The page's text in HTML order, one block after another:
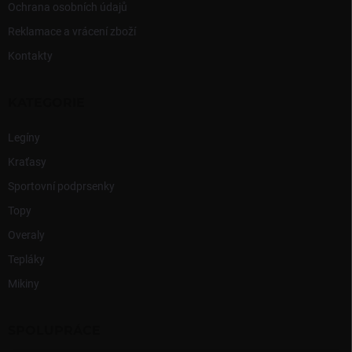
Ochrana osobních údajů
Reklamace a vrácení zboží
Kontakty
Legíny
Kraťasy
Sportovní podprsenky
Topy
Overaly
Tepláky
Mikiny